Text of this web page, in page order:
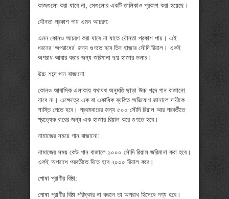
কাজগুলো করা যাবে না, সেগুলোর একটি তালিকাও প্রকাশ করা হয়েছে।
যৌনতা প্রকাশ পায় এমন আচরণ:
এমন কোনও আচরণ করা যাবে না যাতে যৌনতা প্রকাশ পায়। এই
ধরনের ‘অপরাধের’ জন্য গুণতে হবে তিন হাজার সৌদি রিয়াল। একই
অপরাধ আবার করার জন্য জরিমানা ছয় হাজার ডলার।
উচ্চ শব্দে গান বাজানো:
কোনও আবাসিক এলাকায় যথাযথ অনুমতি ছাড়া উচ্চ শব্দে গান বাজানো
যাবে না। এক্ষেত্রে এক বা একাধিক ব্যক্তি অভিযোগ জানালে দায়ীকে
শাস্তি পেতে হবে। প্রথমবারের জন্য ৫০০ সৌদি রিয়াল আর পরবর্তীতে
প্রত্যেক বারের জন্য এক হাজার রিয়াল করে গুণতে হবে।
নামাজের সময়ে গান বাজানো:
নামাজের সময় কেউ গান বাজালে ১০০০ সৌদি রিয়াল জরিমানা করা হবে।
একই অপরাধে পরবর্তীতে দিতে হবে ২০০০ রিয়াল করে।
পোষা প্রাণীর বিষ্ঠা:
পোষা প্রাণীর বিষ্ঠা পরিষ্কার না করলে তা অপরাধ হিসেবে গণ্য হবে।